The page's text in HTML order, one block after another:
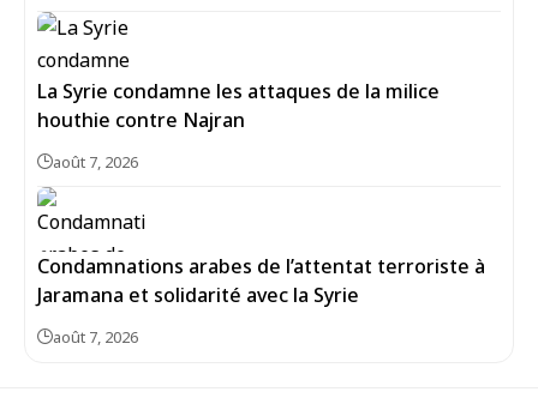
La Syrie condamne les attaques de la milice
houthie contre Najran
août 7, 2026
Condamnations arabes de l’attentat terroriste à
Jaramana et solidarité avec la Syrie
août 7, 2026